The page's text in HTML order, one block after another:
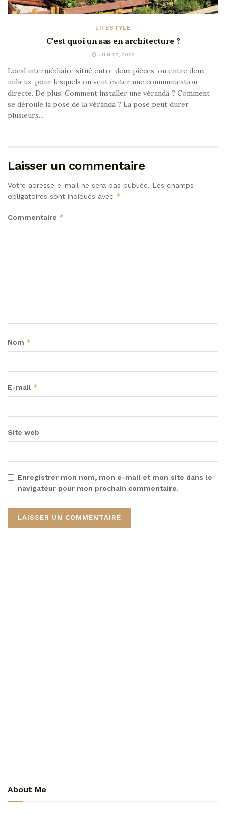
LIFESTYLE
C’est quoi un sas en architecture ?
JUIN 29, 2022
Local intermédiaire situé entre deux pièces, ou entre deux
milieux, pour lesquels on veut éviter une communication
directe. De plus, Comment installer une véranda ? Comment
se déroule la pose de la véranda ? La pose peut durer
plusieurs...
Laisser un commentaire
Votre adresse e-mail ne sera pas publiée. Les champs
obligatoires sont indiqués avec *
Commentaire *
Nom *
E-mail *
Site web
Enregistrer mon nom, mon e-mail et mon site dans le
navigateur pour mon prochain commentaire.
About Me